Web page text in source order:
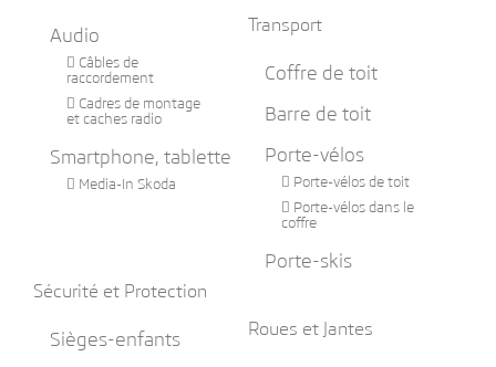
Audio
 Câbles de
raccordement
 Cadres de montage
et caches radio
Smartphone, tablette
 Media-In Skoda
Transport
Coffre de toit
Barre de toit
Porte-vélos
 Porte-vélos de toit
 Porte-vélos dans le
coffre
Porte-skis
Sécurité et Protection
Sièges-enfants
Roues et Jantes